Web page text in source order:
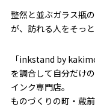
整然と並ぶガラス瓶
が、訪れる人をそっと
「inkstand by
を調合して自分だけ
インク専門店。
ものづくりの町・蔵